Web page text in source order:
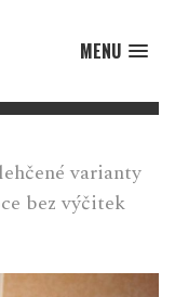
MENU
varianty
bez výčitek